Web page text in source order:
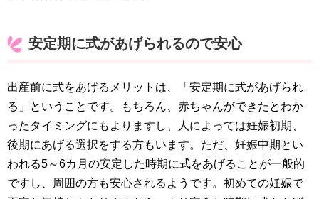
安定期に式があげられるので安心
出産前に式をあげるメリットは、「安定期に式があげられ
る」ということです。もちろん、赤ちゃんができたとわか
ったタイミングにもよりますし、人によっては妊娠初期、
後期にあげる選択をする方もいます。ただ、妊娠中期とい
われる5～6カ月の安定した時期に式をあげることが一般的
ですし、周囲の方も安心されるようです。初めての妊娠で